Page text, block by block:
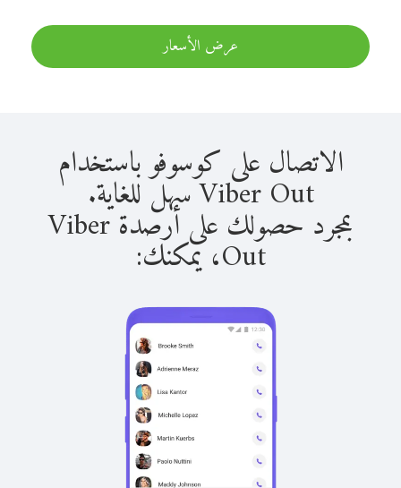
عرض الأسعار
الاتصال على كوسوفو باستخدام
Viber Out سهل للغاية.
بمجرد حصولك على أرصدة Viber
Out، يمكنك: